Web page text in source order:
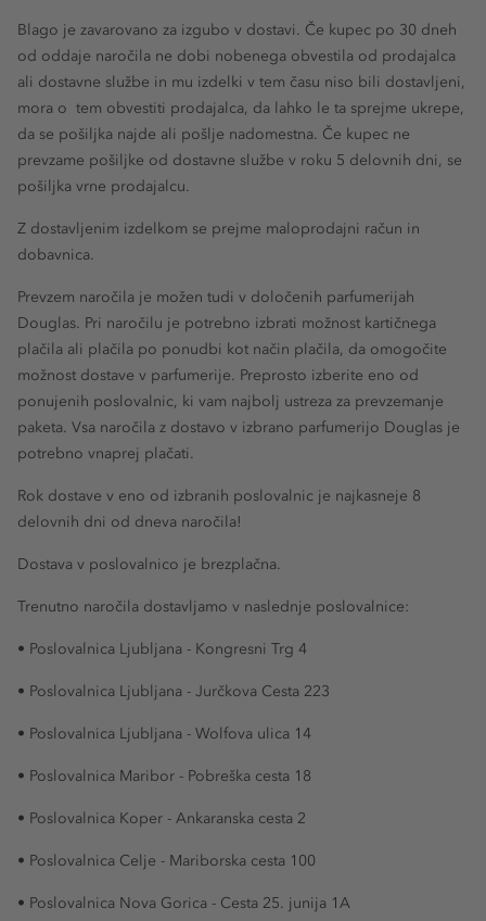
Blago je zavarovano za izgubo v dostavi. Če kupec po 30 dneh
od oddaje naročila ne dobi nobenega obvestila od prodajalca
ali dostavne službe in mu izdelki v tem času niso bili dostavljeni,
mora o tem obvestiti prodajalca, da lahko le ta sprejme ukrepe,
da se pošiljka najde ali pošlje nadomestna. Če kupec ne
prevzame pošiljke od dostavne službe v roku 5 delovnih dni, se
pošiljka vrne prodajalcu.
Z dostavljenim izdelkom se prejme maloprodajni račun in
dobavnica.
Prevzem naročila je možen tudi v določenih parfumerijah
Douglas. Pri naročilu je potrebno izbrati možnost kartičnega
plačila ali plačila po ponudbi kot način plačila, da omogočite
možnost dostave v parfumerije. Preprosto izberite eno od
ponujenih poslovalnic, ki vam najbolj ustreza za prevzemanje
paketa. Vsa naročila z dostavo v izbrano parfumerijo Douglas je
potrebno vnaprej plačati.
Rok dostave v eno od izbranih poslovalnic je najkasneje 8
delovnih dni od dneva naročila!
Dostava v poslovalnico je brezplačna.
Trenutno naročila dostavljamo v naslednje poslovalnice:
• Poslovalnica Ljubljana - Kongresni Trg 4
• Poslovalnica Ljubljana - Jurčkova Cesta 223
• Poslovalnica Ljubljana - Wolfova ulica 14
• Poslovalnica Maribor - Pobreška cesta 18
• Poslovalnica Koper - Ankaranska cesta 2
• Poslovalnica Celje - Mariborska cesta 100
• Poslovalnica Nova Gorica - Cesta 25. junija 1A